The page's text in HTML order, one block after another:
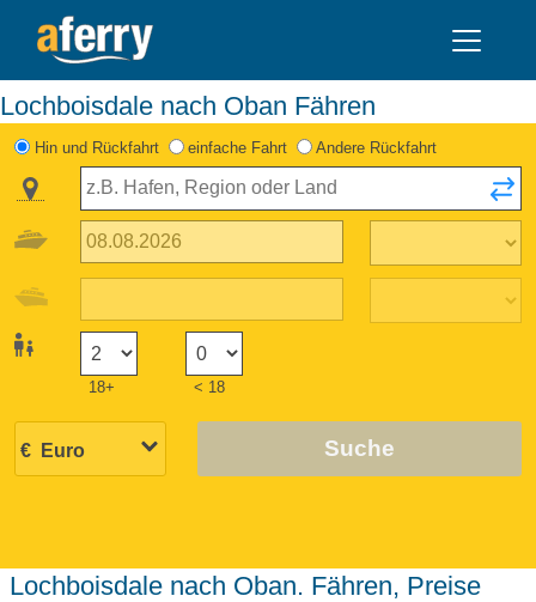
Lochboisdale nach Oban Fähren
Hin und Rückfahrt einfache Fahrt Andere Rückfahrt
18+ < 18
Suche
Lochboisdale nach Oban. Fähren, Preise